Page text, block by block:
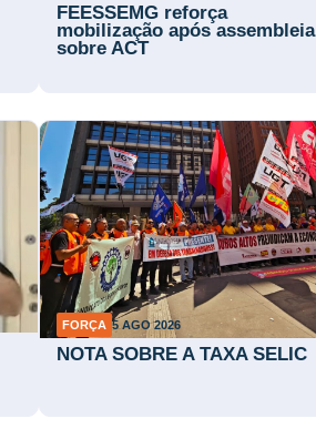
FEESSEMG reforça
mobilização após assembleia
sobre ACT
FORÇA 5 AGO 2026
NOTA SOBRE A TAXA SELIC